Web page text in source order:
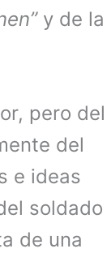
y de la
pero del
del
e ideas
soldado
de una